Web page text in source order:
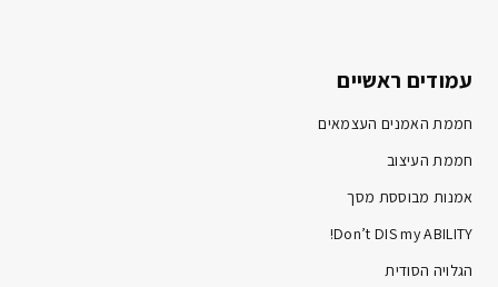
עמודים ראשיים
חממת האמנים העצמאים
חממת העיצוב
אמנות מבוססת מסך
Don’t DIS my ABILITY!
הגלויה הסודית